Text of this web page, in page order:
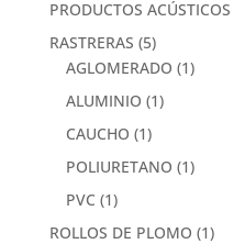
PRODUCTOS ACÚSTICOS
RASTRERAS (5)
AGLOMERADO (1)
ALUMINIO (1)
CAUCHO (1)
POLIURETANO (1)
PVC (1)
ROLLOS DE PLOMO (1)